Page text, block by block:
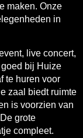
maken. Onze
in
live concert,
bij Huize
te huren voor
zaal biedt ruimte
is voorzien van
grote
compleet.